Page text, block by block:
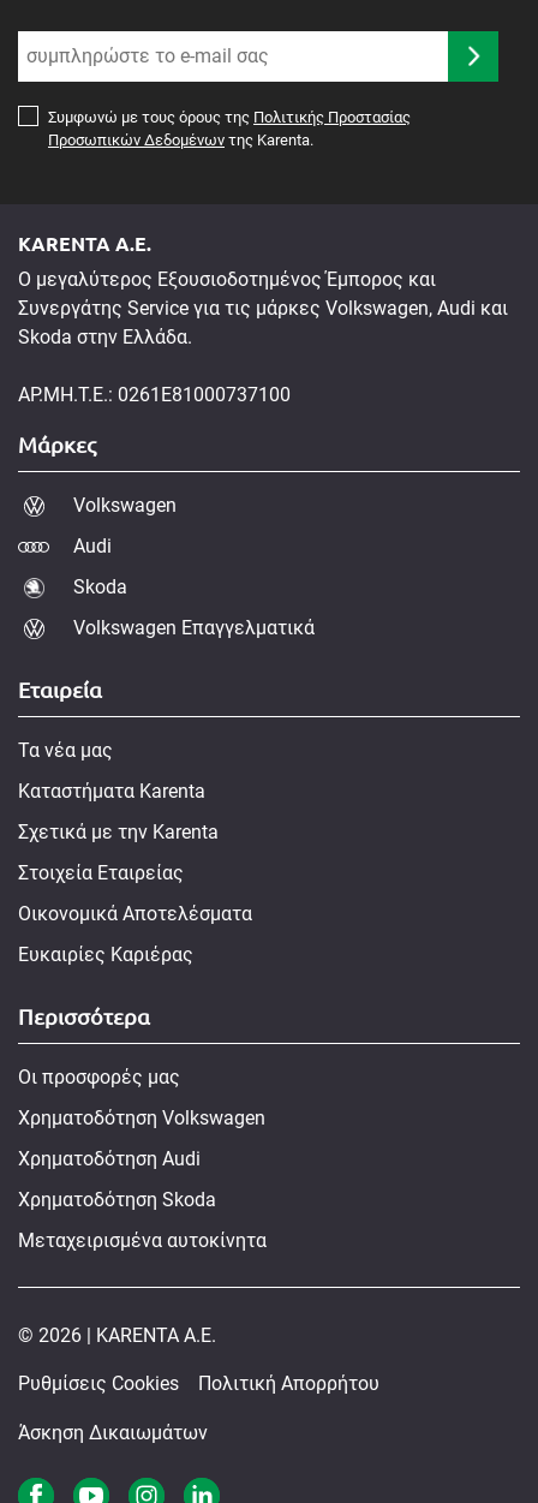
Συμφωνώ με τους όρους της Πολιτικής Προστασίας
Προσωπικών Δεδομένων της Karenta.
KARENTA A.E.
Ο μεγαλύτερος Εξουσιοδοτημένος Έμπορος και
Συνεργάτης Service για τις μάρκες Volkswagen, Audi και
Skoda στην Ελλάδα.
ΑΡ.ΜΗ.Τ.Ε.: 0261E81000737100
Μάρκες
Volkswagen
Audi
Skoda
Volkswagen Επαγγελματικά
Εταιρεία
Τα νέα μας
Καταστήματα Karenta
Σχετικά με την Karenta
Στοιχεία Εταιρείας
Οικονομικά Αποτελέσματα
Ευκαιρίες Καριέρας
Περισσότερα
Οι προσφορές μας
Χρηματοδότηση Volkswagen
Χρηματοδότηση Audi
Χρηματοδότηση Skoda
Μεταχειρισμένα αυτοκίνητα
© 2026 | KARENTA A.E.
Ρυθμίσεις Cookies Πολιτική Απορρήτου
Άσκηση Δικαιωμάτων